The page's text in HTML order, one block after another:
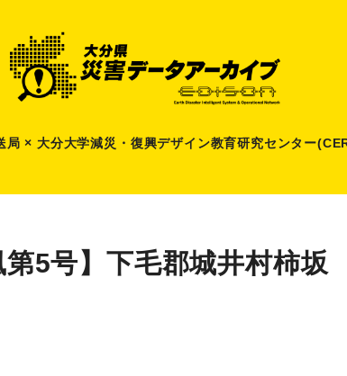
局 × 大分大学減災 ・ 復興デザイン教育研究センター
第5号】下毛郡城井村柿坂